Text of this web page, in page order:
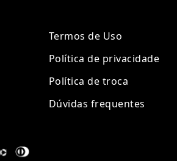
Termos de Uso
Política de privacidade
Política de troca
Dúvidas frequentes